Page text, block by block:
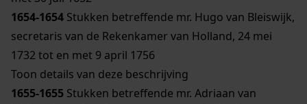
1654-1654 Stukken betreffende mr. Hugo van Bleiswijk,
secretaris van de Rekenkamer van Holland, 24 mei
1732 tot en met 9 april 1756
Toon details van deze beschrijving
1655-1655 Stukken betreffende mr. Adriaan van